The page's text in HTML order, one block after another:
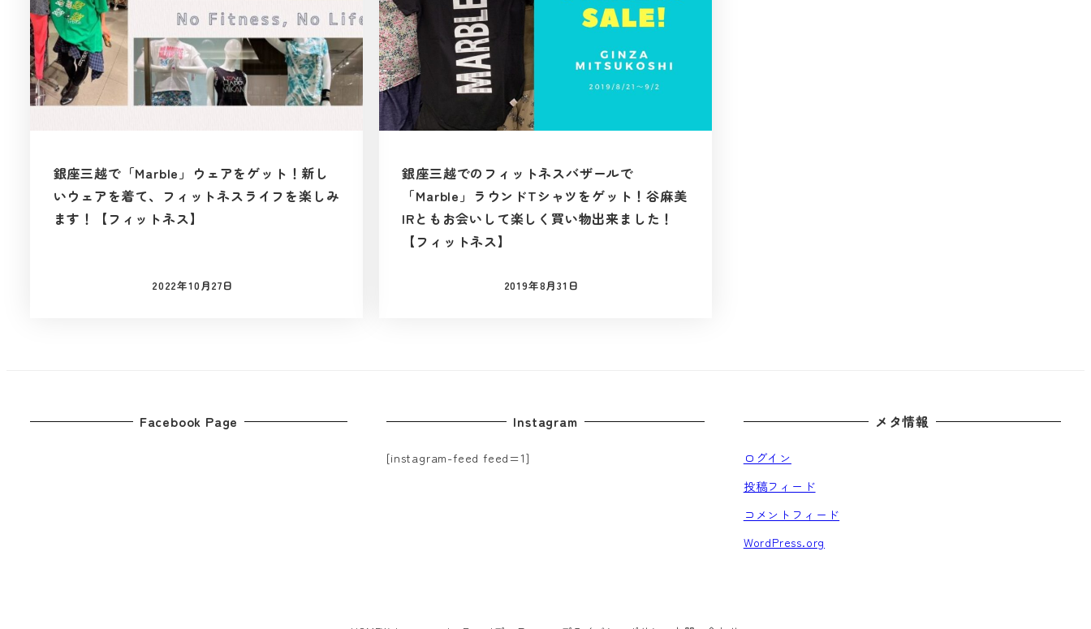
銀座三越で「Marble」ウェアをゲット！新し
いウェアを着て、フィットネスライフを楽しみ
ます！【フィットネス】
投稿日
2022年10月27日
銀座三越でのフィットネスバザールで
「Marble」ラウンドTシャツをゲット！谷麻美
IRともお会いして楽しく買い物出来ました！
【フィットネス】
投稿日
2019年8月31日
Facebook Page Instagram
[instagram-feed feed=1]
メタ情報
ログイン
投稿フィード
コメントフィード
WordPress.org